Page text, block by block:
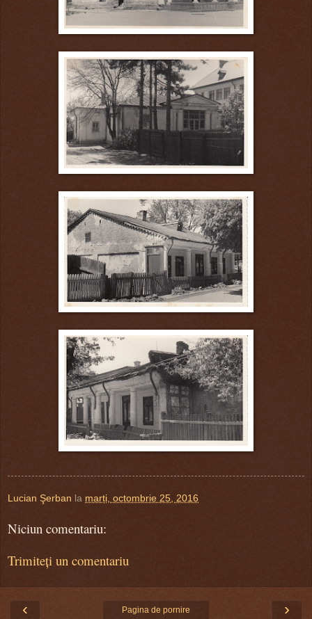
Lucian Şerban la marți, octombrie 25, 2016
Niciun comentariu:
Trimiteți un comentariu
‹ ›
Pagina de pornire